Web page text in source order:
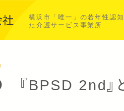
横浜市「唯一」の若年性認
た介護サービス事業所
BPSD 2nd』